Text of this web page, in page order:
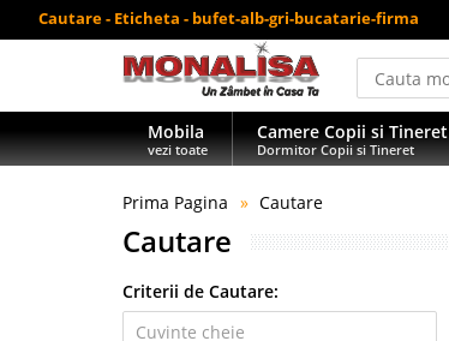
Cautare - Eticheta - bufet-alb-gri-bucatarie-firma
Mobila
vezi toate
Camere Copii si Tineret
Dormitor Copii si Tineret
Prima Pagina Cautare
Cautare
Criterii de Cautare: